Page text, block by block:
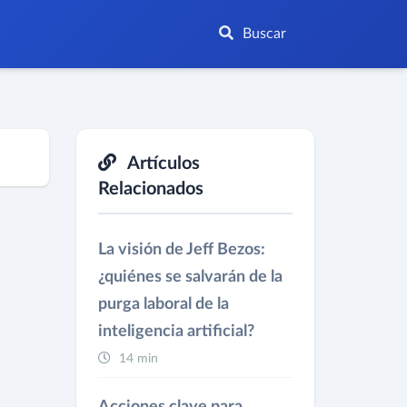
Buscar
Artículos
Relacionados
La visión de Jeff Bezos:
¿quiénes se salvarán de la
purga laboral de la
inteligencia artificial?
14 min